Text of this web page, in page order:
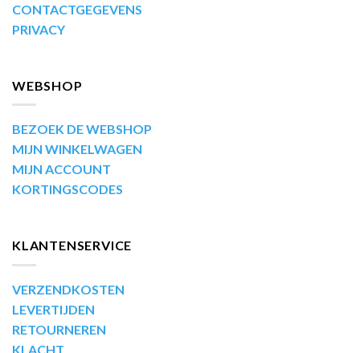
CONTACTGEGEVENS
PRIVACY
WEBSHOP
BEZOEK DE WEBSHOP
MIJN WINKELWAGEN
MIJN ACCOUNT
KORTINGSCODES
KLANTENSERVICE
VERZENDKOSTEN
LEVERTIJDEN
RETOURNEREN
KLACHT